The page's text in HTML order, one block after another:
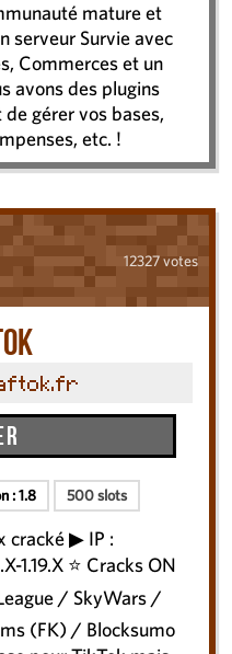
mature et
serveur Survie avec
Commerces et un
avons des plugins
gérer vos bases,
etc. !
12327 votes
:1.8 500 slots
cracké ▶ IP :
1.19.X ⭐ Cracks ON
/ SkyWars /
(FK) / Blocksumo